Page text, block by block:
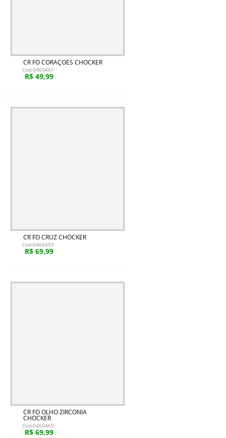
CR FO CORAÇOES CHOCKER
Cod:0460461
R$ 49,99
CR FO CRUZ CHOCKER
Cod:0460459
R$ 69,99
CR FO OLHO ZIRCONIA
CHOCKER
Cod:0460469
R$ 69,99